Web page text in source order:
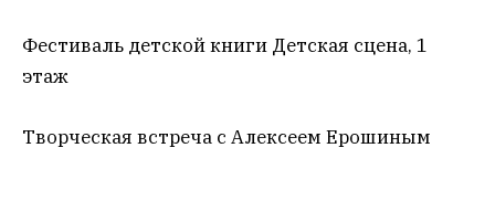
Фестиваль детской книги Детская сцена, 1
этаж
Творческая встреча с Алексеем Ерошиным